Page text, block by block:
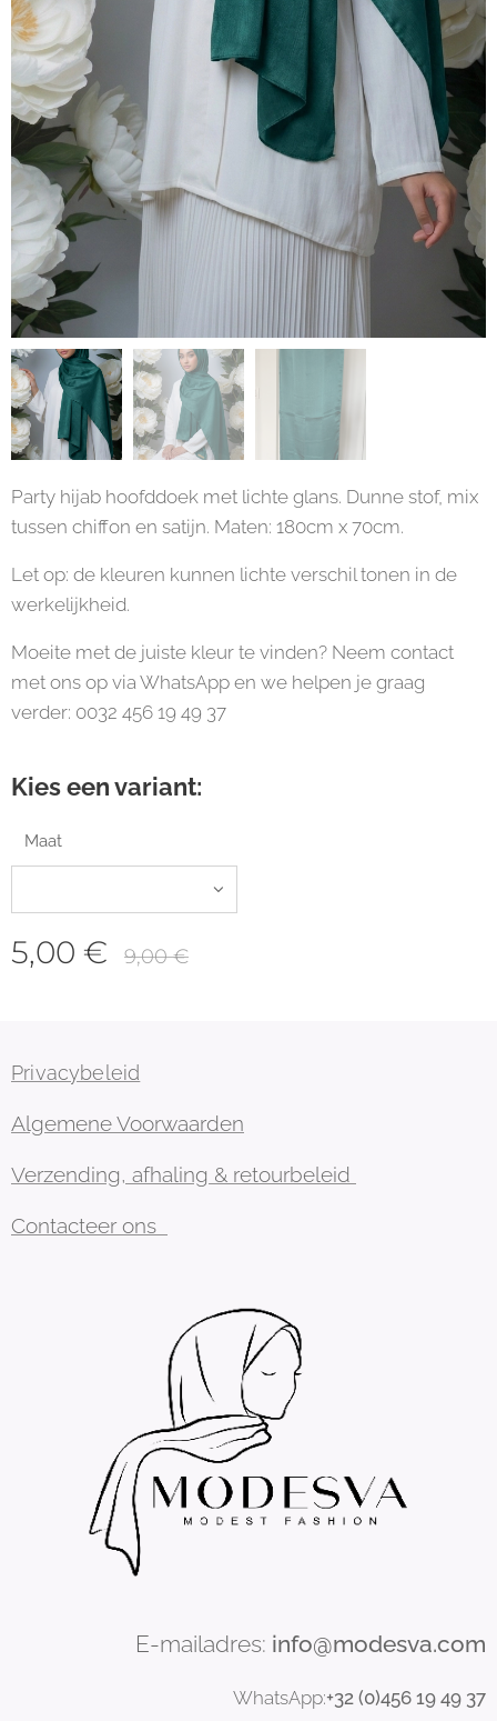
Party hijab hoofddoek met lichte glans. Dunne stof, mix
tussen chiffon en satijn. Maten: 180cm x 70cm.
Let op: de kleuren kunnen lichte verschil tonen in de
werkelijkheid.
Moeite met de juiste kleur te vinden? Neem contact
met ons op via WhatsApp en we helpen je graag
verder: 0032 456 19 49 37
Kies een variant:
Maat
5,00 € 9,00€
Privacybeleid
Algemene Voorwaarden
Verzending, afhaling & retourbeleid
Contacteer ons
E-mailadres: info@modesva.com
WhatsApp:+32 (0)456 19 49 37